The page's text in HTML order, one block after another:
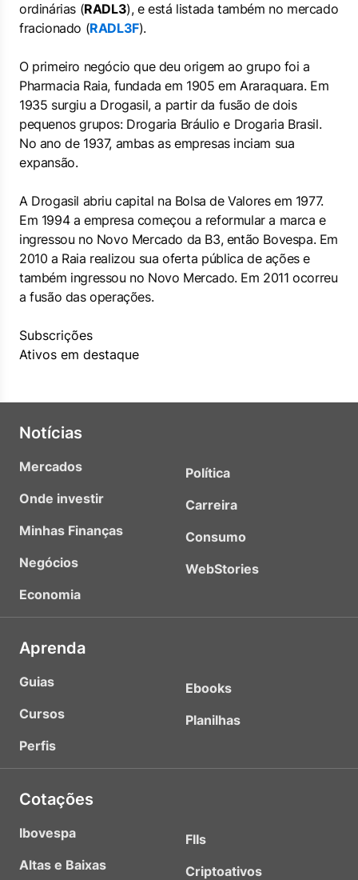
ordinárias (RADL3), e está listada também no mercado
fracionado (RADL3F).
O primeiro negócio que deu origem ao grupo foi a
Pharmacia Raia, fundada em 1905 em Araraquara. Em
1935 surgiu a Drogasil, a partir da fusão de dois
pequenos grupos: Drogaria Bráulio e Drogaria Brasil.
No ano de 1937, ambas as empresas inciam sua
expansão.
A Drogasil abriu capital na Bolsa de Valores em 1977.
Em 1994 a empresa começou a reformular a marca e
ingressou no Novo Mercado da B3, então Bovespa. Em
2010 a Raia realizou sua oferta pública de ações e
também ingressou no Novo Mercado. Em 2011 ocorreu
a fusão das operações.
Subscrições
Ativos em destaque
Notícias
Mercados
Onde investir
Minhas Finanças
Negócios
Economia
Política
Carreira
Consumo
WebStories
Aprenda
Guias
Cursos
Perfis
Ebooks
Planilhas
Cotações
Ibovespa
Altas e Baixas
FIIs
Criptoativos